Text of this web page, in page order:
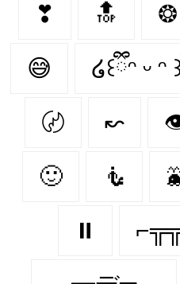
❣ 🔝 ❂
😅 ໒꒰ྀིᵔ ᵕ ᵔ
〄 ↜
🙂 🧜
⏸